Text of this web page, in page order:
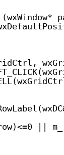
||